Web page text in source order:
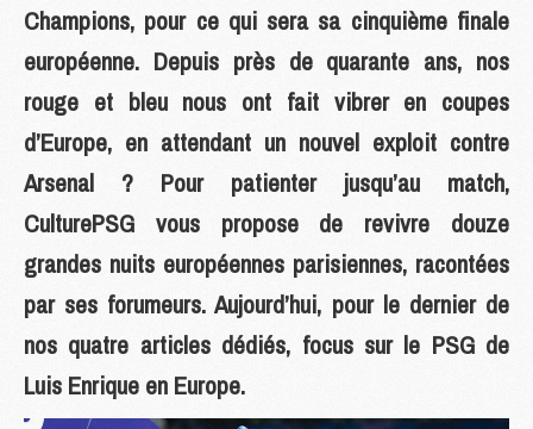
Champions, pour ce qui sera sa cinquième finale
européenne. Depuis près de quarante ans, nos
rouge et bleu nous ont fait vibrer en coupes
d’Europe, en attendant un nouvel exploit contre
Arsenal ? Pour patienter jusqu’au match,
CulturePSG vous propose de revivre douze
grandes nuits européennes parisiennes, racontées
par ses forumeurs. Aujourd’hui, pour le dernier de
nos quatre articles dédiés, focus sur le PSG de
Luis Enrique en Europe.